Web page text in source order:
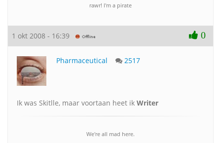
rawr! I'm a pirate
1 okt 2008 - 16:39 0
Pharmaceutical 2517
Ik was Skitlle, maar voortaan heet ik Writer
We're all mad here.